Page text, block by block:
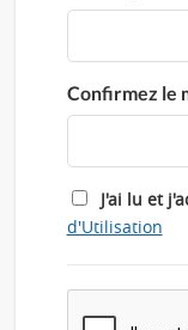
Confirmez le
J'ai lu et
d'Utilisation